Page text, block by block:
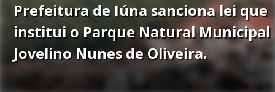
Prefeitura de Iúna sanciona lei que
institui o Parque Natural Municipal
Jovelino Nunes de Oliveira.